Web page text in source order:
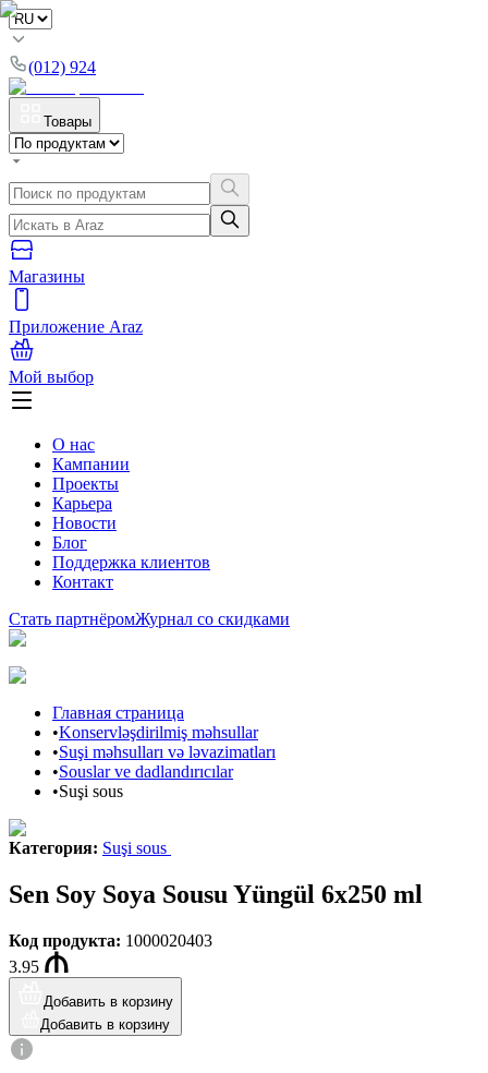
(012) 924
Товары
Магазины
Приложение Araz
Мой выбор
О нас
Кампании
Проекты
Карьера
Новости
Блог
Поддержка клиентов
Контакт
Стать партнёромЖурнал со скидками
Главная страница
•Konservləşdirilmiş məhsullar
•Suşi məhsulları və ləvazimatları
•Souslar ve dadlandırıcılar
•Suşi sous
Категория: Suşi sous
Sen Soy Soya Sousu Yüngül 6x250 ml
Код продукта: 1000020403
3.95
Добавить в корзину
Добавить в корзину